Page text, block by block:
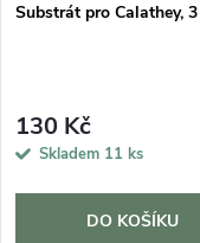
Substrát pro Calathey,
130 Kč
Skladem 11 ks
DO KOŠÍKU